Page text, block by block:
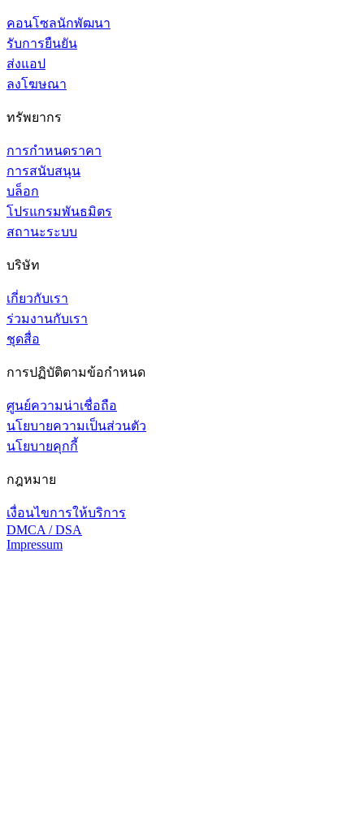
คอนโซลนักพัฒนา
รับการยืนยัน
ส่งแอป
ลงโฆษณา
ทรัพยากร
การกำหนดราคา
การสนับสนุน
บล็อก
โปรแกรมพันธมิตร
สถานะระบบ
บริษัท
เกี่ยวกับเรา
ร่วมงานกับเรา
ชุดสื่อ
การปฏิบัติตามข้อกำหนด
ศูนย์ความน่าเชื่อถือ
นโยบายความเป็นส่วนตัว
นโยบายคุกกี้
กฎหมาย
เงื่อนไขการให้บริการ
DMCA / DSA
Impressum